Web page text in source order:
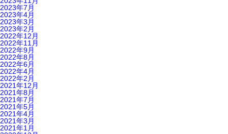
2023年7月
2023年4月
2023年3月
2023年2月
2022年12月
2022年11月
2022年9月
2022年8月
2022年6月
2022年4月
2022年2月
2021年12月
2021年8月
2021年7月
2021年5月
2021年4月
2021年3月
2021年1月